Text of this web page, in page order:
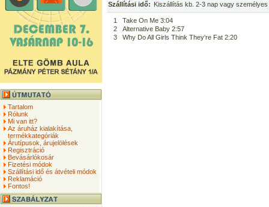
Tartalom
Rólunk
Mi van itt?
Az áruház kialakítása,
termékkategóriák
Árutípusok, árujelölések
Regisztráció
Bevásárlókosár
Fizetési módok
Szállítási idő és átvételi módok
Reklamáció
Fontos!
Szállítási idő: Kiszállítás kb. 2-3 nap vagy
1
Take On Me 3:04
2
Alternative Baby 2:57
3
Why Do All Girls Think They're Fat 2:20